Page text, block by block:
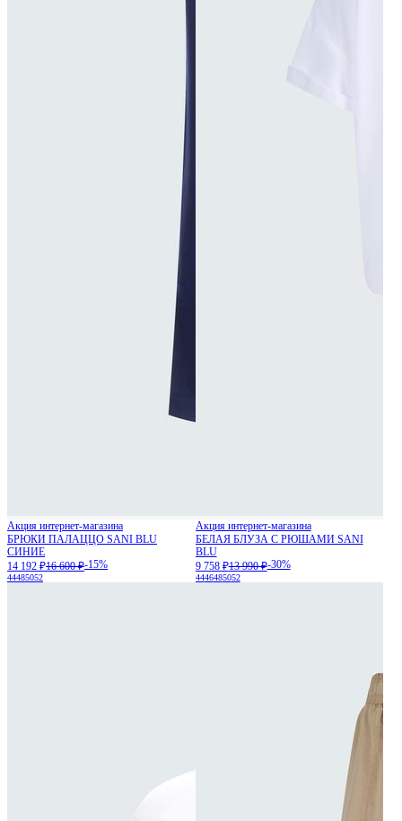
Акция интернет-магазина
БРЮКИ ПАЛАЦЦО SANI BLU
СИНИЕ
14 192 ₽16 600 ₽-15%
44485052
Акция интернет-магазина
БЕЛАЯ БЛУЗА С РЮШАМИ SANI
BLU
9 758 ₽13 990 ₽-30%
4446485052